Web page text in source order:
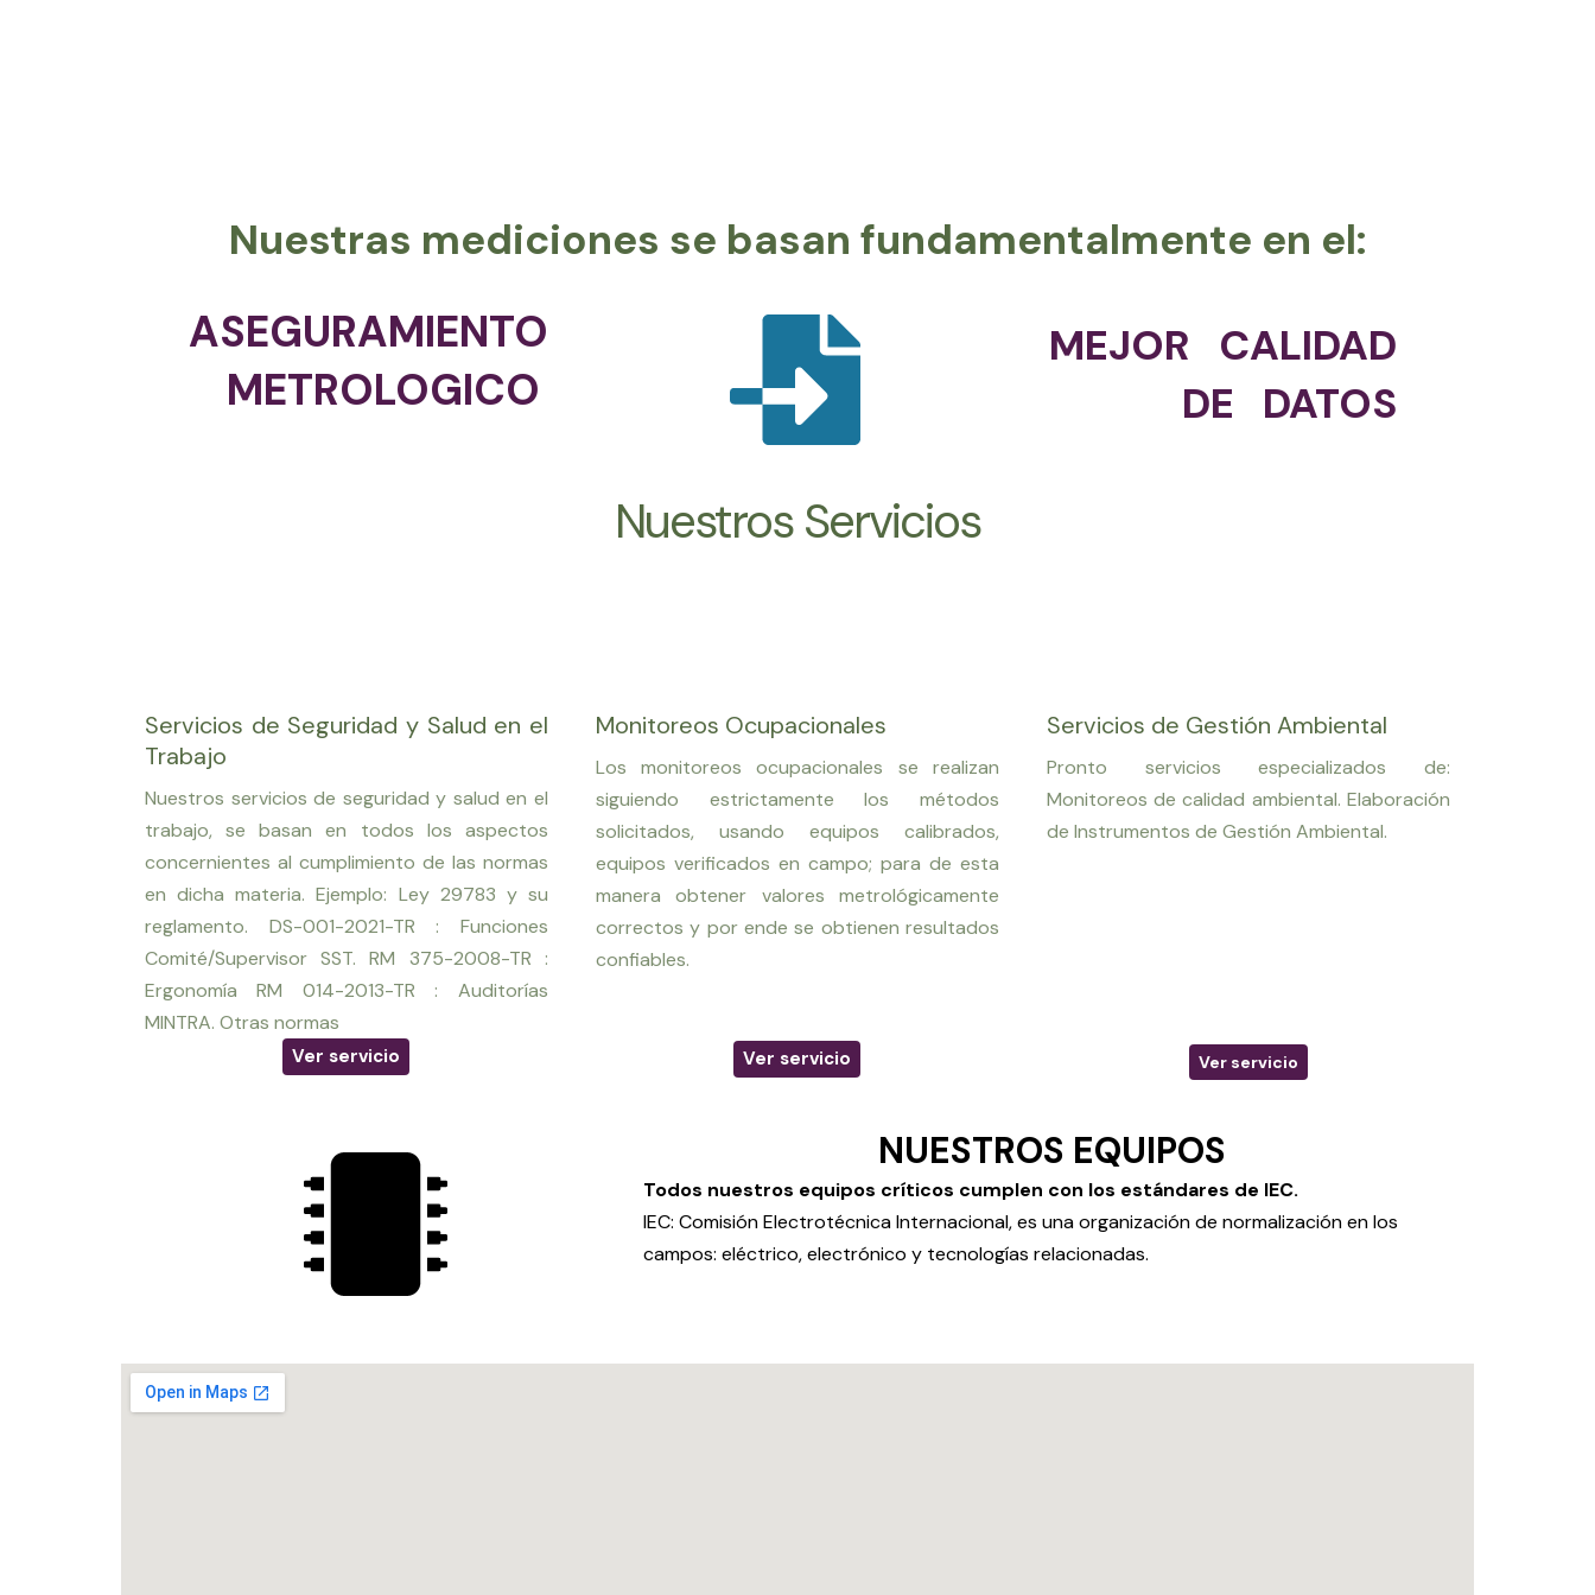
Nuestras mediciones se basan fundamentalmente en el:
ASEGURAMIENTO
METROLOGICO
MEJOR CALIDAD
DE DATOS
Nuestros Servicios
Servicios de Seguridad y Salud en el
Trabajo
Nuestros servicios de seguridad y salud en el
trabajo, se basan en todos los aspectos
concernientes al cumplimiento de las normas
en dicha materia. Ejemplo: Ley 29783 y su
reglamento. DS-001-2021-TR : Funciones
Comité/Supervisor SST. RM 375-2008-TR :
Ergonomía RM 014-2013-TR : Auditorías
MINTRA. Otras normas
Ver servicio
Monitoreos Ocupacionales
Los monitoreos ocupacionales se realizan
siguiendo estrictamente los métodos
solicitados, usando equipos calibrados,
equipos verificados en campo; para de esta
manera obtener valores metrológicamente
correctos y por ende se obtienen resultados
confiables.
Ver servicio
Servicios de Gestión Ambiental
Pronto servicios especializados de:
Monitoreos de calidad ambiental. Elaboración
de Instrumentos de Gestión Ambiental.
Ver servicio
NUESTROS EQUIPOS
Todos nuestros equipos críticos cumplen con los estándares de IEC.
IEC: Comisión Electrotécnica Internacional, es una organización de normalización en los
campos: eléctrico, electrónico y tecnologías relacionadas.